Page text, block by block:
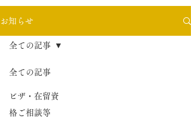
お知らせ
全ての記事
ビザ・在留資
格ご相談等
全ての記事